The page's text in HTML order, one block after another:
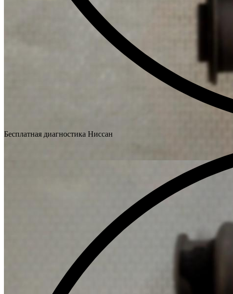
Бесплатная диагностика Ниссан